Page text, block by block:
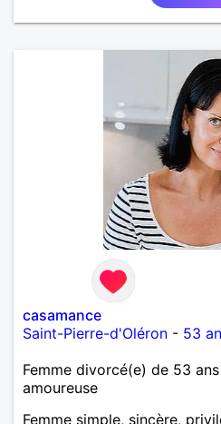
casamance
Saint-Pierre-d'Oléron - 53
Femme divorcé(e) de 53
amoureuse
Femme simple, sincère,